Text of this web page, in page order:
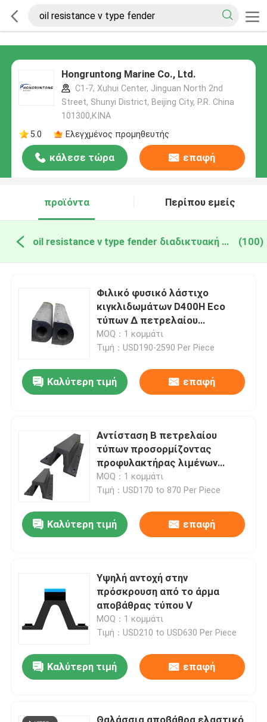
Hongruntong Marine Co., Ltd.
C1-7, Xuhui Center, Jinguan North 2nd
Street, Shunyi District, Beijing City, P.R. China
101300,ΚΙΝΑ
5.0
Ελεγχμένος προμηθευτής
κάλεσε τώρα επαφή
προϊόντα Περίπου εμείς
oil resistance v type fender διαδικτυακή κατασκευή (100)
Φιλικό φυσικό λάστιχο
κιγκλιδωμάτων D400H Eco
τύπων Δ πετρελαίου
ανθεκτικό για την αποβάθρα
βαρκών πρόσδεσης
MOQ：1 κομμάτι
Τιμή：USD190-2590 Per Piece
Καλύτερη τιμή επαφή
Αντίσταση Β πετρελαίου
τύπων προσορμίζοντας
προφυλακτήρας λιμένων
βαρκών κιγκλιδωμάτων
PIANC2002 τυποποιημένος
MOQ：1 κομμάτι
Τιμή：USD170 to 870 Per Piece
Καλύτερη τιμή επαφή
Υψηλή αντοχή στην
πρόσκρουση από το άρμα
αποβάθρας τύπου V
MOQ：1 κομμάτι
Τιμή：USD210 to USD630 Per Piece
Καλύτερη τιμή επαφή